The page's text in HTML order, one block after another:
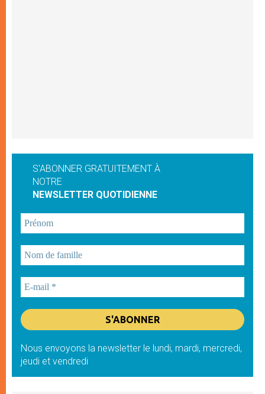
S'ABONNER GRATUITEMENT À
NOTRE
NEWSLETTER QUOTIDIENNE
Nous envoyons la newsletter le lundi, mardi, mercredi,
jeudi et vendredi